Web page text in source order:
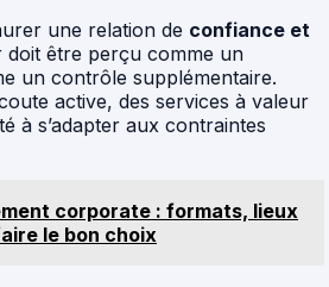
une relation de confiance et
doit être perçu comme un
un contrôle supplémentaire.
active, des services à valeur
à s’adapter aux contraintes
corporate : formats, lieux
le bon choix